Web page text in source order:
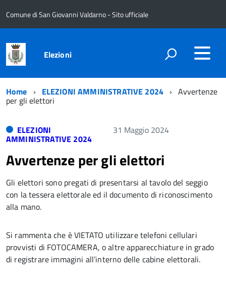
Comune di San Giovanni Valdarno - Sito ufficiale
Elezioni
Home ELEZIONI AMMINISTRATIVE 2024 Avvertenze
per gli elettori
ELEZIONI
AMMINISTRATIVE 2024
31 Maggio 2024
Avvertenze per gli elettori
Gli elettori sono pregati di presentarsi al tavolo del seggio
con la tessera elettorale ed il documento di riconoscimento
alla mano.
Si rammenta che è VIETATO utilizzare telefoni cellulari
provvisti di FOTOCAMERA, o altre apparecchiature in grado
di registrare immagini all’interno delle cabine elettorali.